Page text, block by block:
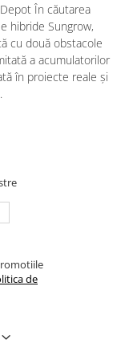
În căutarea
hibride Sungrow,
cu două obstacole
a acumulatorilor
în proiecte reale și
de